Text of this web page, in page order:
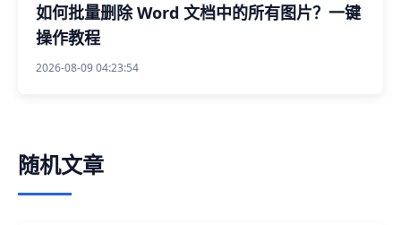
如何批量删除 Word 文档中的所有图片？一键
操作教程
2026-08-09 04:23:54
随机文章